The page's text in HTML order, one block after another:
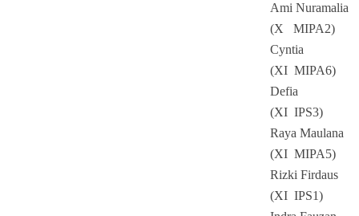
Ami Nuramalia
(X MIPA2)
Cyntia
(XI MIPA6)
Defia
(XI IPS3)
Raya Maulana
(XI MIPA5)
Rizki Firdaus
(XI IPS1)